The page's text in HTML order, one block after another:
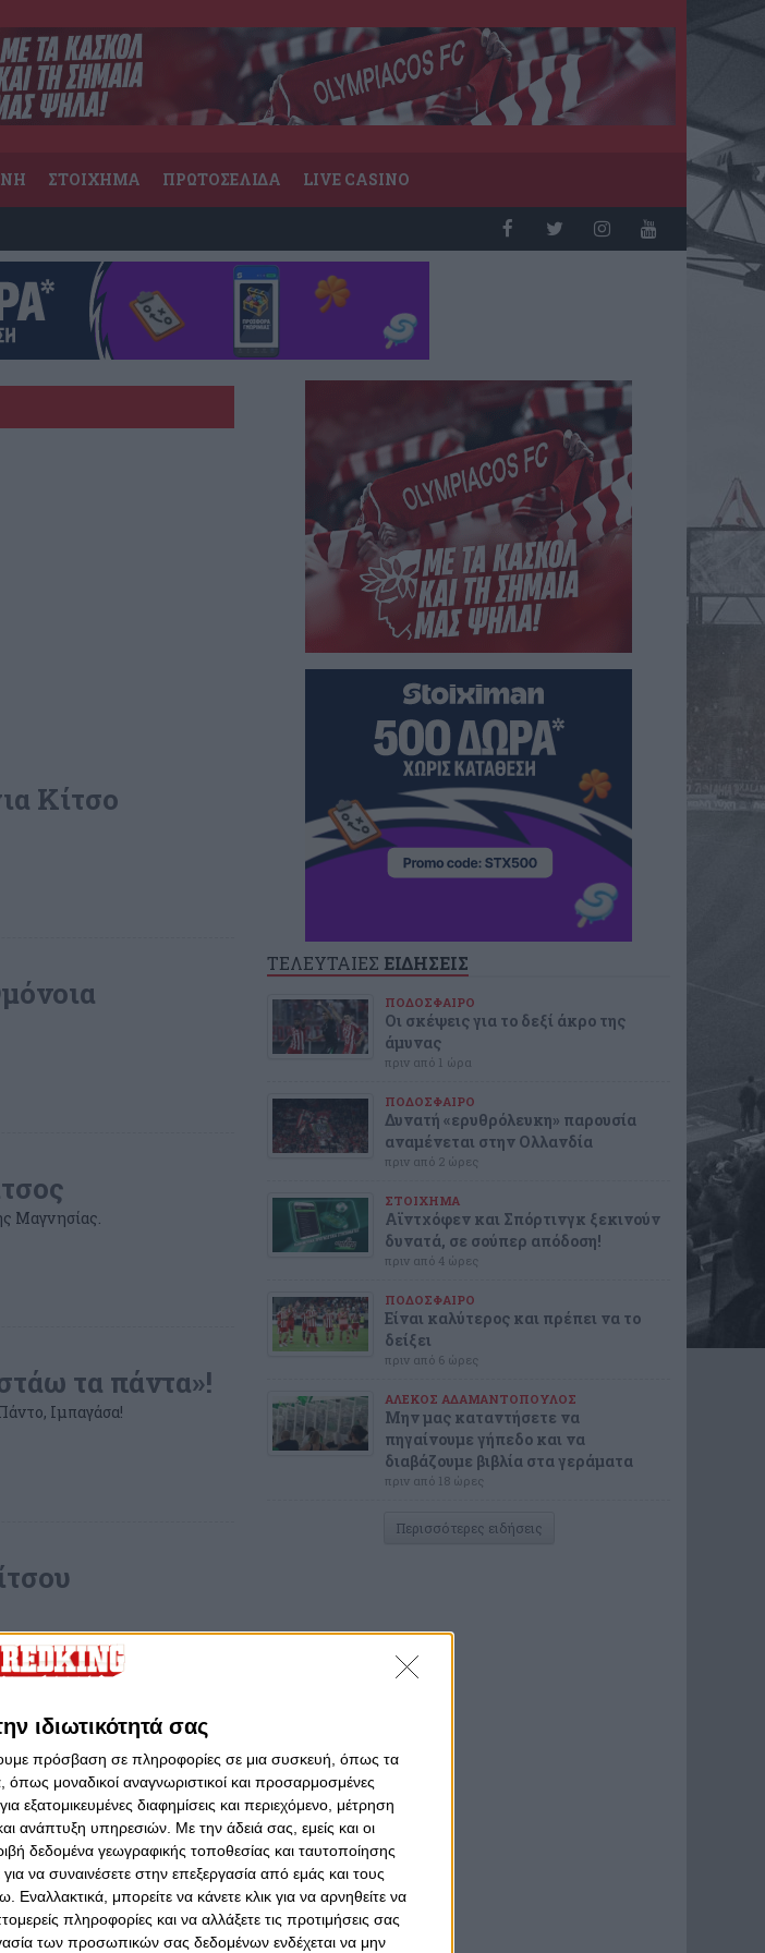
ιδιωτικότητά σας
πρόσβαση σε πληροφορίες σε μια συσκευή, όπως τα
μοναδικοί αναγνωριστικοί και προσαρμοσμένες
διαφημίσεις και περιεχόμενο, μέτρηση
ανάπτυξη υπηρεσιών. Με την άδειά σας, εμείς και οι
δεδομένα γεωγραφικής τοποθεσίας και ταυτοποίησης
να συναινέσετε στην επεξεργασία από εμάς και τους
μπορείτε να κάνετε κλικ για να αρνηθείτε να
πληροφορίες και να αλλάξετε τις προτιμήσεις σας
των προσωπικών σας δεδομένων ενδέχεται να μην
ΣΤΟΙΧΗΜΑ ΠΡΩΤΟΣΕΛΙΔΑ LIVE CASINO
Κίτσο
Μαγνησίας.
τα πάντα»!
Ιμπαγάσα!
για Κίτσο
ΤΕΛΕΥΤΑΙΕΣ ΕΙΔΗΣΕΙΣ
ΠΟΔΟΣΦΑΙΡΟ
Οι σκέψεις για το δεξί άκρο της
άμυνας
πριν από 1 ώρα
ΠΟΔΟΣΦΑΙΡΟ
Δυνατή «ερυθρόλευκη» παρουσία
αναμένεται στην Ολλανδία
πριν από 2 ώρες
ΣΤΟΙΧΗΜΑ
Αϊντχόφεν και Σπόρτινγκ ξεκινούν
δυνατά, σε σούπερ απόδοση!
πριν από 4 ώρες
ΠΟΔΟΣΦΑΙΡΟ
Είναι καλύτερος και πρέπει να το
δείξει
πριν από 6 ώρες
ΑΛΕΚΟΣ ΑΔΑΜΑΝΤΟΠΟΥΛΟΣ
Μην μας καταντήσετε να
πηγαίνουμε γήπεδο και να
διαβάζουμε βιβλία στα γεράματα
πριν από 18 ώρες
Περισσότερες ειδήσεις